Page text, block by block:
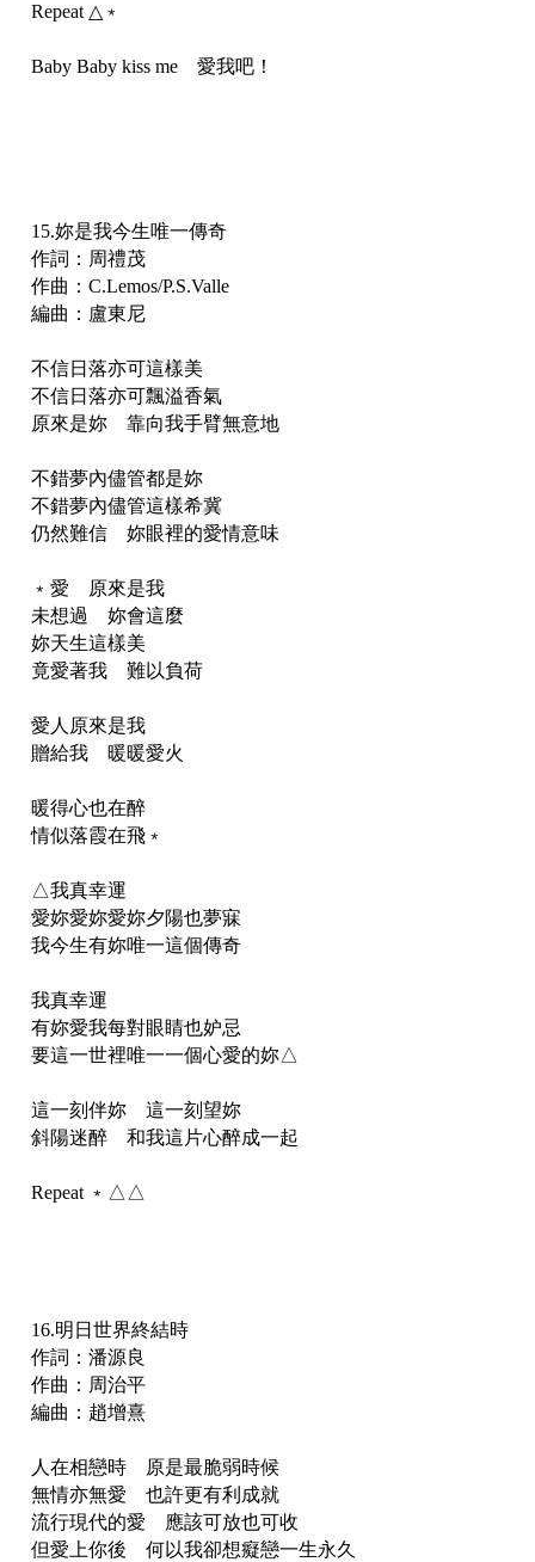
Repeat △﹡
Baby Baby kiss me 愛我吧！
15.妳是我今生唯一傳奇
作詞：周禮茂
作曲：C.Lemos/P.S.Valle
編曲：盧東尼
不信日落亦可這樣美
不信日落亦可飄溢香氣
原來是妳 靠向我手臂無意地
不錯夢內儘管都是妳
不錯夢內儘管這樣希冀
仍然難信 妳眼裡的愛情意味
﹡愛 原來是我
未想過 妳會這麼
妳天生這樣美
竟愛著我 難以負荷
愛人原來是我
贈給我 暖暖愛火
暖得心也在醉
情似落霞在飛﹡
△我真幸運
愛妳愛妳愛妳夕陽也夢寐
我今生有妳唯一這個傳奇
我真幸運
有妳愛我每對眼睛也妒忌
要這一世裡唯一一個心愛的妳△
這一刻伴妳 這一刻望妳
斜陽迷醉 和我這片心醉成一起
Repeat ﹡△△
16.明日世界終結時
作詞：潘源良
作曲：周治平
編曲：趙增熹
人在相戀時 原是最脆弱時候
無情亦無愛 也許更有利成就
流行現代的愛 應該可放也可收
但愛上你後 何以我卻想癡戀一生永久